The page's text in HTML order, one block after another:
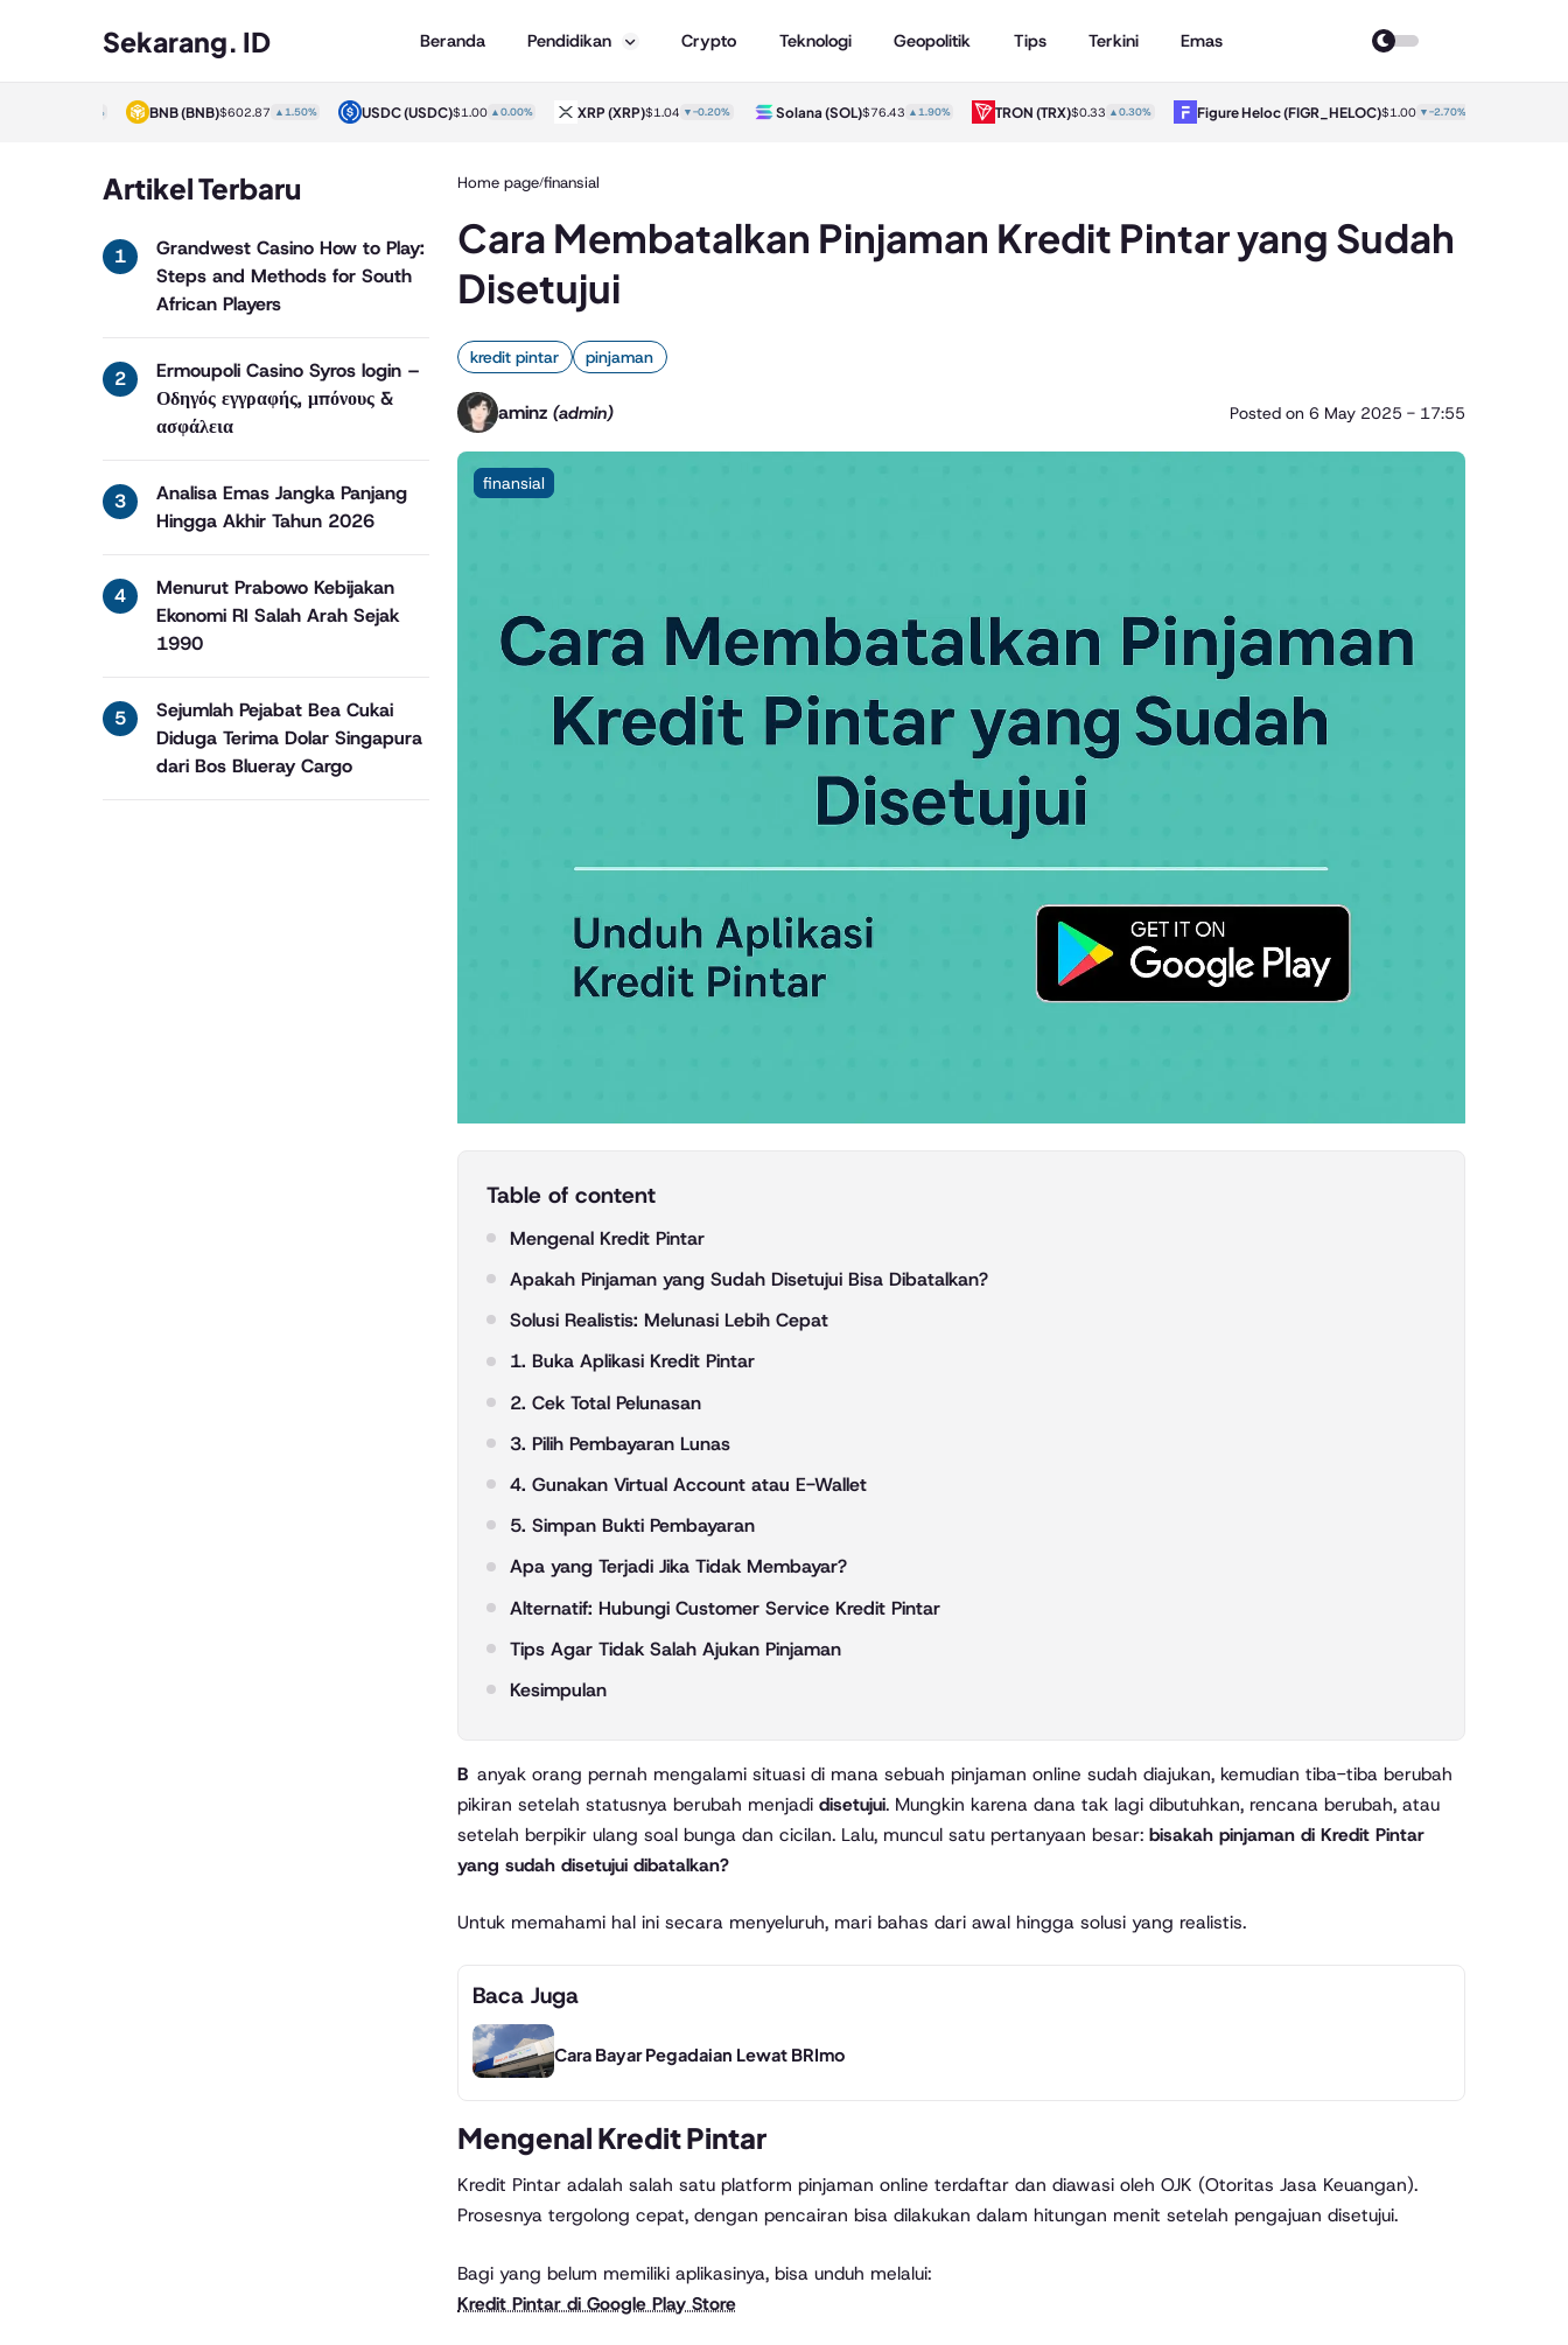
Sekarang. ID Beranda Pendidikan Crypto Teknologi Geopolitik Tips Terkini Emas
BNB(BNB)$602.87▲1.50% USDC(USDC)$1.00 ▲0.00% XRP(XRP)$1.04 ▼-0.20% Solana(SOL)$76.43▲1.90% TRON(TRX)$0.33▲0.30% Figure Heloc(FIGR_HELOC)$1.00 ▼-2.70%
Artikel Terbaru
Grandwest Casino How to Play:
Steps and Methods for South
African Players
Ermoupoli Casino Syros login –
Οδηγός εγγραφής, μπόνους &
ασφάλεια
Analisa Emas Jangka Panjang
Hingga Akhir Tahun 2026
Menurut Prabowo Kebijakan
Ekonomi RI Salah Arah Sejak
1990
Sejumlah Pejabat Bea Cukai
Diduga Terima Dolar Singapura
dari Bos Blueray Cargo
Home page/finansial
Cara Membatalkan Pinjaman Kredit Pintar yang Sudah
Disetujui
kredit pintar pinjaman
aminz (admin) Posted on 6 May 2025 - 17:55
finansial
Table of content
Mengenal Kredit Pintar
Apakah Pinjaman yang Sudah Disetujui Bisa Dibatalkan?
Solusi Realistis: Melunasi Lebih Cepat
1. Buka Aplikasi Kredit Pintar
2. Cek Total Pelunasan
3. Pilih Pembayaran Lunas
4. Gunakan Virtual Account atau E-Wallet
5. Simpan Bukti Pembayaran
Apa yang Terjadi Jika Tidak Membayar?
Alternatif: Hubungi Customer Service Kredit Pintar
Tips Agar Tidak Salah Ajukan Pinjaman
Kesimpulan
Banyak orang pernah mengalami situasi di mana sebuah pinjaman online sudah diajukan, kemudian tiba-tiba berubah
pikiran setelah statusnya berubah menjadi disetujui. Mungkin karena dana tak lagi dibutuhkan, rencana berubah, atau
setelah berpikir ulang soal bunga dan cicilan. Lalu, muncul satu pertanyaan besar: bisakah pinjaman di Kredit Pintar
yang sudah disetujui dibatalkan?
Untuk memahami hal ini secara menyeluruh, mari bahas dari awal hingga solusi yang realistis.
Baca Juga
Cara Bayar Pegadaian Lewat BRImo
Mengenal Kredit Pintar
Kredit Pintar adalah salah satu platform pinjaman online terdaftar dan diawasi oleh OJK (Otoritas Jasa Keuangan).
Prosesnya tergolong cepat, dengan pencairan bisa dilakukan dalam hitungan menit setelah pengajuan disetujui.
Bagi yang belum memiliki aplikasinya, bisa unduh melalui:
Kredit Pintar di Google Play Store